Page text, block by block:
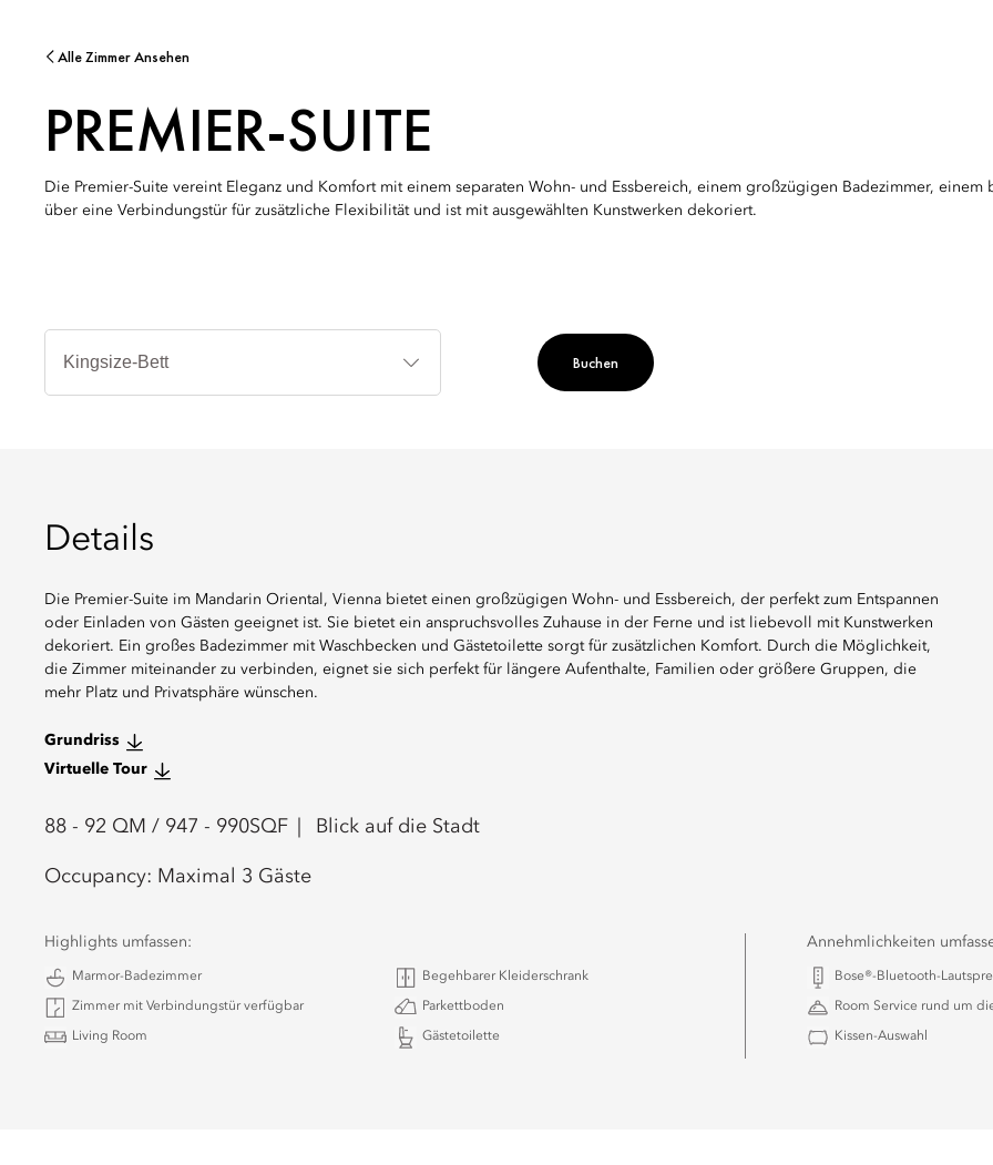
Alle Zimmer Ansehen
PREMIER-SUITE
Die Premier-Suite vereint Eleganz und Komfort mit einem separaten Wohn- und Essbereich, einem großzügigen Badezimmer,
über eine Verbindungstür für zusätzliche Flexibilität und ist mit ausgewählten Kunstwerken dekoriert.
Bettentypen
Buchen
Details
Die Premier-Suite im Mandarin Oriental, Vienna bietet einen großzügigen Wohn- und Essbereich, der perfekt zum Entspannen
oder Einladen von Gästen geeignet ist. Sie bietet ein anspruchsvolles Zuhause in der Ferne und ist liebevoll mit Kunstwerken
dekoriert. Ein großes Badezimmer mit Waschbecken und Gästetoilette sorgt für zusätzlichen Komfort. Durch die Möglichkeit,
die Zimmer miteinander zu verbinden, eignet sie sich perfekt für längere Aufenthalte, Familien oder größere Gruppen, die
mehr Platz und Privatsphäre wünschen.
Grundriss
Virtuelle Tour
88 - 92 QM / 947 - 990SQF Blick auf die Stadt
Occupancy: Maximal 3 Gäste
Highlights umfassen:
Marmor-Badezimmer Begehbarer Kleiderschrank
Zimmer mit Verbindungstür verfügbar Parkettboden
Living Room Gästetoilette
Annehmlichkeiten
Bose®-Bluetooth-
Room Service rund um
Kissen-Auswahl